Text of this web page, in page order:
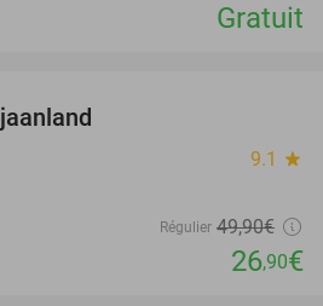
Gratuit
9.1 star
Régulier 49,90€
26,90€